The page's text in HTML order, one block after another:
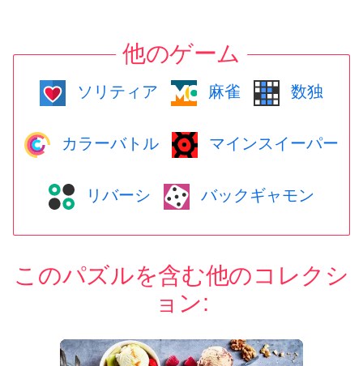
他のゲーム
ソリティア 麻雀 数独
カラーバトル マインスイーパー
リバーシ バックギャモン
このパズルを含む他のコレクシ
ョン: